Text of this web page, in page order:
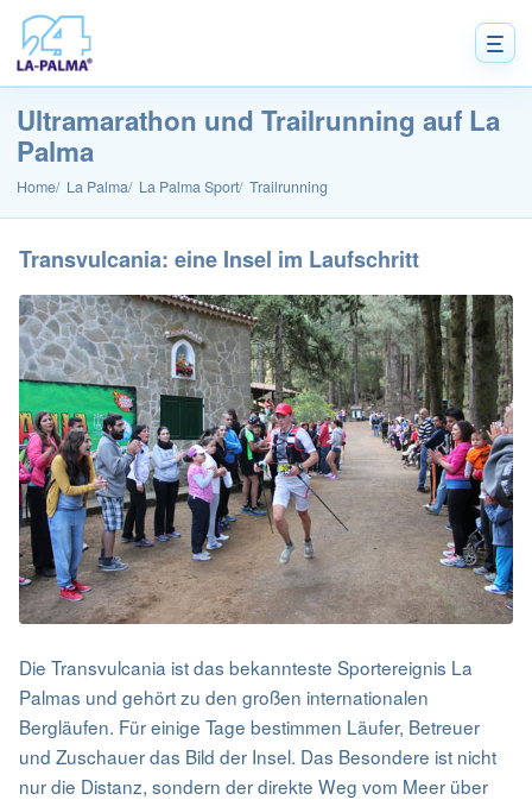
Ultramarathon und Trailrunning auf La
Palma
Home La Palma La Palma Sport Trailrunning
Transvulcania: eine Insel im Laufschritt
Die Transvulcania ist das bekannteste Sportereignis La
Palmas und gehört zu den großen internationalen
Bergläufen. Für einige Tage bestimmen Läufer, Betreuer
und Zuschauer das Bild der Insel. Das Besondere ist nicht
nur die Distanz, sondern der direkte Weg vom Meer über